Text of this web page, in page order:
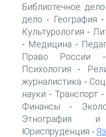
Библиотечное дело
дело - География -
Культурология -
- Медицина -
Право России
Психология -
журналистика -
науки - Транспорт-
Финансы -
Этнография и
Юриспруденция -